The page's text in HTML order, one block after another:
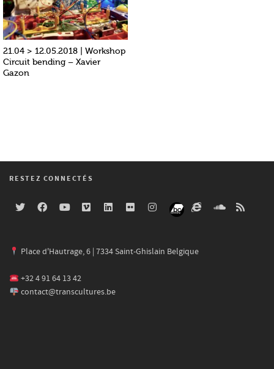
21.04 > 12.05.2018 | Workshop
Circuit bending – Xavier
Gazon
RESTEZ CONNECTÉS
Place d'Hautrage, 6 | 7334 Saint-Ghislain Belgique
+32 4 91 64 13 42
contact@transcultures.be